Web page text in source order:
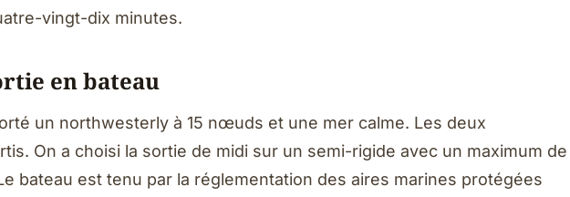
vingt-dix minutes.
en bateau
un northwesterly à 15 nœuds et une mer calme. Les deux
On a choisi la sortie de midi sur un semi-rigide avec un maximum de
bateau est tenu par la réglementation des aires marines protégées